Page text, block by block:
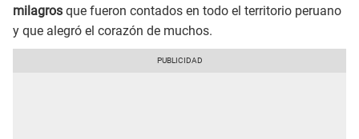
milagros que fueron contados en todo el territorio peruano
y que alegró el corazón de muchos.